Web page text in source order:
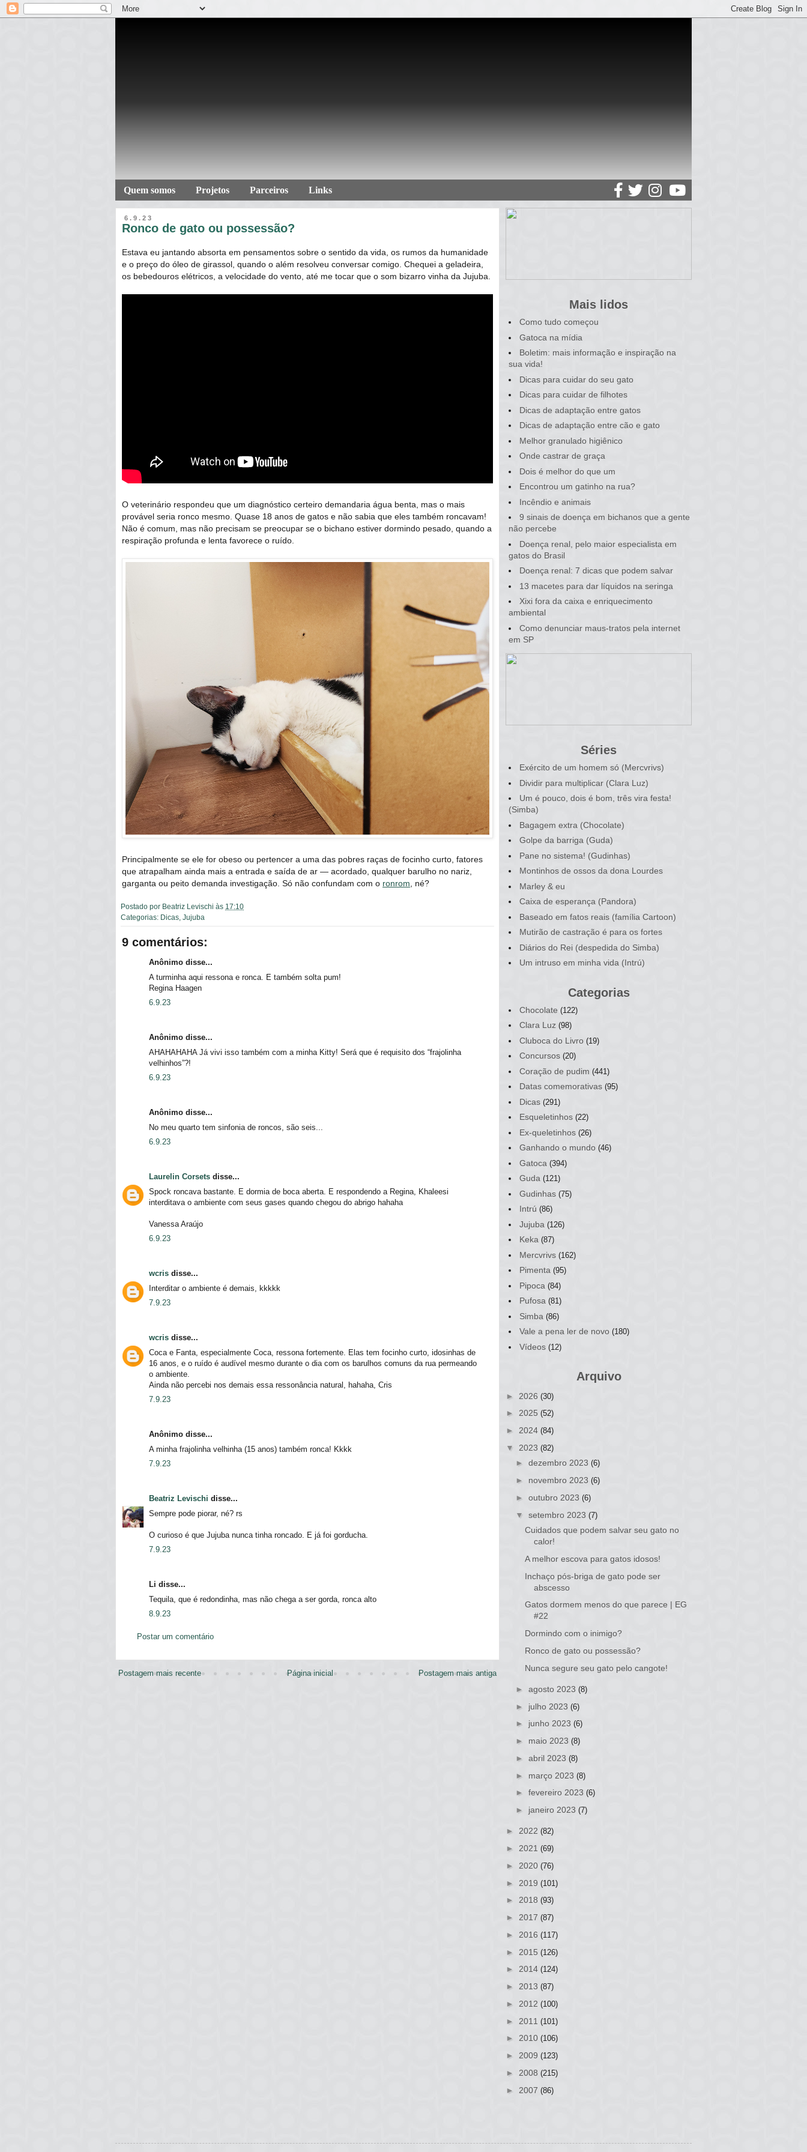
Quem somos Projetos Parceiros Links
6.9.23
Ronco de gato ou possessão?
Estava eu jantando absorta em pensamentos sobre o sentido da vida, os rumos da humanidade
e o preço do óleo de girassol, quando o além resolveu conversar comigo. Chequei a geladeira,
os bebedouros elétricos, a velocidade do vento, até me tocar que o som bizarro vinha da Jujuba.
O veterinário respondeu que um diagnóstico certeiro demandaria água benta, mas o mais
provável seria ronco mesmo. Quase 18 anos de gatos e não sabia que eles também roncavam!
Não é comum, mas não precisam se preocupar se o bichano estiver dormindo pesado, quando a
respiração profunda e lenta favorece o ruído.
Principalmente se ele for obeso ou pertencer a uma das pobres raças de focinho curto, fatores
que atrapalham ainda mais a entrada e saída de ar — acordado, qualquer barulho no nariz,
garganta ou peito demanda investigação. Só não confundam com o ronrom , né?
Postado por Beatriz Levischi às 17:10
Categorias: Dicas Jujuba
9 comentários:
Anônimo disse...
A turminha aqui ressona e ronca. E também solta pum!
Regina Haagen
6.9.23
Anônimo disse...
AHAHAHAHA Já vivi isso também com a minha Kitty! Será que é requisito dos “frajolinha
velhinhos”?!
6.9.23
Anônimo disse...
No meu quarto tem sinfonia de roncos, são seis...
6.9.23
Laurelin Corsets disse...
Spock roncava bastante. E dormia de boca aberta. E respondendo a Regina, Khaleesi
interditava o ambiente com seus gases quando chegou do abrigo hahaha
Vanessa Araújo
6.9.23
wcris disse...
Interditar o ambiente é demais, kkkkk
7.9.23
wcris disse...
Coca e Fanta, especialmente Coca, ressona fortemente. Elas tem focinho curto, idosinhas de
16 anos, e o ruído é audível mesmo durante o dia com os barulhos comuns da rua permeando
o ambiente.
Ainda não percebi nos demais essa ressonância natural, hahaha, Cris
7.9.23
Anônimo disse...
A minha frajolinha velhinha (15 anos) também ronca! Kkkk
7.9.23
Beatriz Levischi disse...
Sempre pode piorar, né? rs
O curioso é que Jujuba nunca tinha roncado. E já foi gorducha.
7.9.23
Li disse...
Tequila, que é redondinha, mas não chega a ser gorda, ronca alto
8.9.23
Postar um comentário
Postagem mais recente Postagem mais antiga
Página inicial
Mais lidos
Como tudo começou
Gatoca na mídia
Boletim: mais informação e inspiração na
sua vida!
Dicas para cuidar do seu gato
Dicas para cuidar de filhotes
Dicas de adaptação entre gatos
Dicas de adaptação entre cão e gato
Melhor granulado higiênico
Onde castrar de graça
Dois é melhor do que um
Encontrou um gatinho na rua?
Incêndio e animais
9 sinais de doença em bichanos que a gente
não percebe
Doença renal, pelo maior especialista em
gatos do Brasil
Doença renal: 7 dicas que podem salvar
13 macetes para dar líquidos na seringa
Xixi fora da caixa e enriquecimento
ambiental
Como denunciar maus-tratos pela internet
em SP
Séries
Exército de um homem só (Mercvrivs)
Dividir para multiplicar (Clara Luz)
Um é pouco, dois é bom, três vira festa!
(Simba)
Bagagem extra (Chocolate)
Golpe da barriga (Guda)
Pane no sistema! (Gudinhas)
Montinhos de ossos da dona Lourdes
Marley & eu
Caixa de esperança (Pandora)
Baseado em fatos reais (família Cartoon)
Mutirão de castração é para os fortes
Diários do Rei (despedida do Simba)
Um intruso em minha vida (Intrú)
Categorias
Chocolate (122)
Clara Luz (98)
Cluboca do Livro (19)
Concursos (20)
Coração de pudim (441)
Datas comemorativas (95)
Dicas (291)
Esqueletinhos (22)
Ex-queletinhos (26)
Ganhando o mundo (46)
Gatoca (394)
Guda (121)
Gudinhas (75)
Intrú (86)
Jujuba (126)
Keka (87)
Mercvrivs (162)
Pimenta (95)
Pipoca (84)
Pufosa (81)
Simba (86)
Vale a pena ler de novo (180)
Vídeos (12)
Arquivo
► 2026 (30)
► 2025 (52)
► 2024 (84)
▼ 2023 (82)
► dezembro 2023 (6)
► novembro 2023 (6)
► outubro 2023 (6)
▼ setembro 2023 (7)
Cuidados que podem salvar seu gato no
calor!
A melhor escova para gatos idosos!
Inchaço pós-briga de gato pode ser
abscesso
Gatos dormem menos do que parece | EG
#22
Dormindo com o inimigo?
Ronco de gato ou possessão?
Nunca segure seu gato pelo cangote!
► agosto 2023 (8)
► julho 2023 (6)
► junho 2023 (6)
► maio 2023 (8)
► abril 2023 (8)
► março 2023 (8)
► fevereiro 2023 (6)
► janeiro 2023 (7)
► 2022 (82)
► 2021 (69)
► 2020 (76)
► 2019 (101)
► 2018 (93)
► 2017 (87)
► 2016 (117)
► 2015 (126)
► 2014 (124)
► 2013 (87)
► 2012 (100)
► 2011 (101)
► 2010 (106)
► 2009 (123)
► 2008 (215)
► 2007 (86)